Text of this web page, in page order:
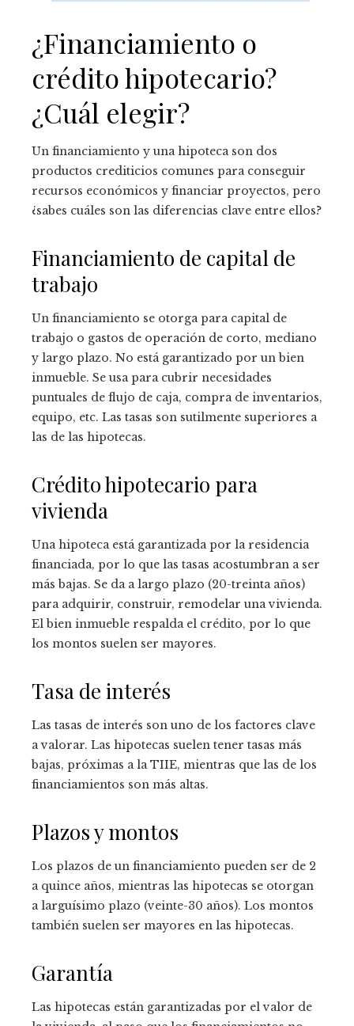
¿Financiamiento o
crédito hipotecario?
¿Cuál elegir?
Un financiamiento y una hipoteca son dos
productos crediticios comunes para conseguir
recursos económicos y financiar proyectos, pero
¿sabes cuáles son las diferencias clave entre ellos?
Financiamiento de capital de
trabajo
Un financiamiento se otorga para capital de
trabajo o gastos de operación de corto, mediano
y largo plazo. No está garantizado por un bien
inmueble. Se usa para cubrir necesidades
puntuales de flujo de caja, compra de inventarios,
equipo, etc. Las tasas son sutilmente superiores a
las de las hipotecas.
Crédito hipotecario para
vivienda
Una hipoteca está garantizada por la residencia
financiada, por lo que las tasas acostumbran a ser
más bajas. Se da a largo plazo (20-treinta años)
para adquirir, construir, remodelar una vivienda.
El bien inmueble respalda el crédito, por lo que
los montos suelen ser mayores.
Tasa de interés
Las tasas de interés son uno de los factores clave
a valorar. Las hipotecas suelen tener tasas más
bajas, próximas a la TIIE, mientras que las de los
financiamientos son más altas.
Plazos y montos
Los plazos de un financiamiento pueden ser de 2
a quince años, mientras las hipotecas se otorgan
a larguísimo plazo (veinte-30 años). Los montos
también suelen ser mayores en las hipotecas.
Garantía
Las hipotecas están garantizadas por el valor de